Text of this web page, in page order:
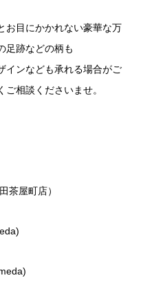
お目にかかれない豪華な万
足跡などの柄も
インなども承れる場合がご
相談くださいませ。
茶屋町店）